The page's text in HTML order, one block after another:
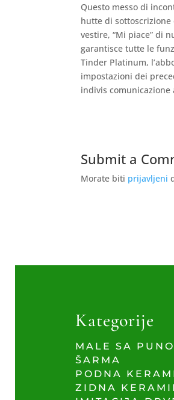
Questo messo di
hutte di sottoscrizione
vestire, “Mi piace” di
garantisce tutte le
Tinder Platinum,
impostazioni dei
indivis comunicazione
Submit a
Morate biti prijavljeni
Kategorije
MALE SA PUNO
ŠARMA
PODNA
ZIDNA